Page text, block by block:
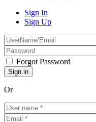
Sign In
Sign Up
Forgot Password
Or